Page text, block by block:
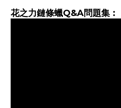
花之力鏈條蠟Q&A問題集︰